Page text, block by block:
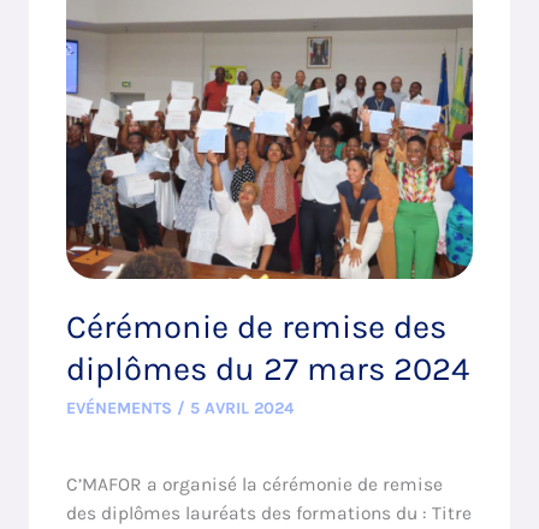
Cérémonie de remise des
diplômes du 27 mars 2024
EVÉNEMENTS / 5 AVRIL 2024
C’MAFOR a organisé la cérémonie de remise
des diplômes lauréats des formations du : Titre
de
remise
diplômes
du
mars
2024